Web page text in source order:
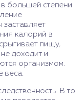
большей степени
заставляет
калорий в
пищу,
доходит и
организмом.
веса.
В то